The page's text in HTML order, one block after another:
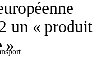
un « produit
»